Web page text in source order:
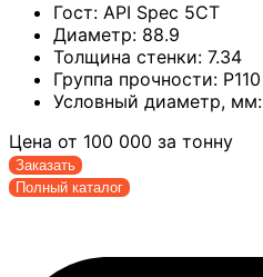
Гост: API Spec 5CT
Диаметр: 88.9
Толщина стенки: 7.34
Группа прочности: P110
Условный диаметр, мм:
Цена от 100 000 за тонну
Заказать
Полный каталог